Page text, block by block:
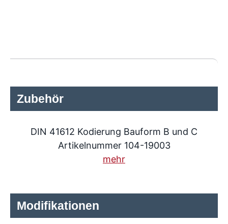
Zubehör
DIN 41612 Kodierung Bauform B und C
Artikelnummer 104-19003
mehr
Modifikationen